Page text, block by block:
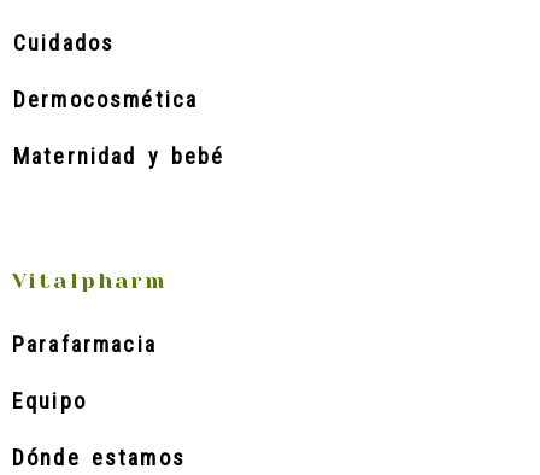
Cuidados
Dermocosmética
Maternidad y bebé
Vitalpharm
Parafarmacia
Equipo
Dónde estamos